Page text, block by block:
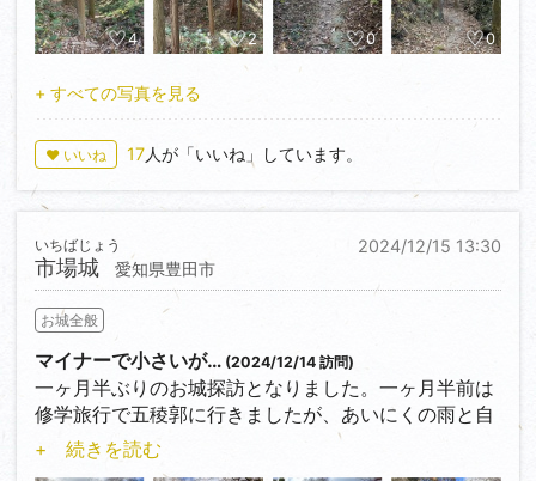
でした。朝田さんの気持ちがわかります。まあ結局頑
張って数枚撮りました。
その後は枡形門が見えます。枡形門は自然の地形と人
口の石垣を活かしたものとなっています。
その後は御屋敷跡に辿り着きますが、そこは跡よりも
とにかく紅葉が綺麗でそっちに目がいってました。屋
敷跡にもわずかに石垣が残っていました。当時のもの
かはわかりません。
市場城は桜と紅葉が一緒に見えるため、自然を楽しむ
のもいいと思います。だいたい11月から12月がベスト
シーズンだと思います♪
評価★★★★☆
4 2 0 0
+ すべての写真を見る
♥ いいね 17人が「いいね」しています。
2024/12/15 13:30
市場城
いちばじょう
愛知県豊田市
お城全般
マイナーで小さいが… (2024/12/14 訪問)
一ヶ月半ぶりのお城探訪となりました。一ヶ月半前は
修学旅行で五稜郭に行きましたが、あいにくの雨と自
由時間が短かったため、あまり探訪できませんでし
+ 続きを読む